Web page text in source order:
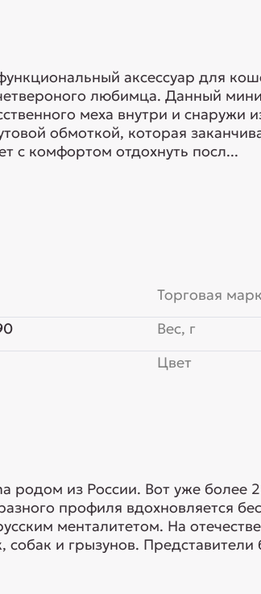
аксессуар для
любимца. Данный
меха внутри и
обмоткой, которая
комфортом отдохнуть посл...
Торговая
Вес, г
Цвет
родом из России. Вот уже более
профиля вдохновляется
менталитетом. На
и грызунов. Представители